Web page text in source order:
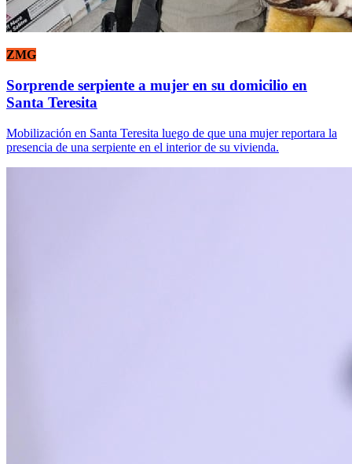
ZMG
Sorprende serpiente a mujer en su domicilio en
Santa Teresita
Mobilización en Santa Teresita luego de que una mujer reportara la
presencia de una serpiente en el interior de su vivienda.